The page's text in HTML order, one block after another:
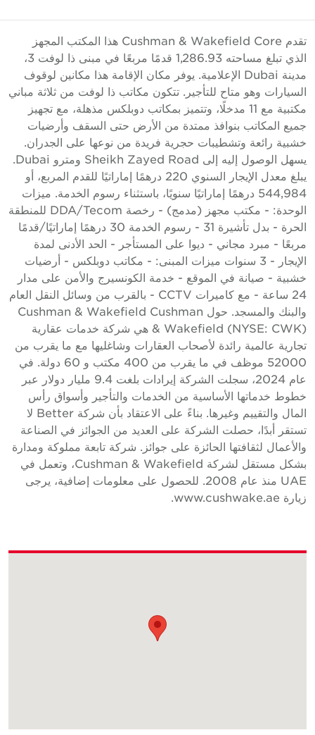
تقدم Cushman & Wakefield Core هذا المكتب المجهز
الذي تبلغ مساحته 1,286.93 قدمًا مربعًا في مبنى ذا لوفت 3،
مدينة Dubai الإعلامية. يوفر مكان الإقامة هذا مكانين لوقوف
السيارات وهو متاح للتأجير. تتكون مكاتب ذا لوفت من ثلاثة مباني
مكتبية مع 11 مدخلًا، وتتميز بمكاتب دوبلكس مذهلة، مع تجهيز
جميع المكاتب بنوافذ ممتدة من الأرض حتى السقف وأرضيات
خشبية رائعة وتشطيبات حجرية فريدة من نوعها على الجدران.
يسهل الوصول إليه إلى Sheikh Zayed Road ومترو Dubai.
يبلغ معدل الإيجار السنوي 220 درهمًا إماراتيًا للقدم المربع، أو
544,984 درهمًا إماراتيًا سنويًا، باستثناء رسوم الخدمة. ميزات
الوحدة: - مكتب مجهز (مدمج) - رخصة DDA/Tecom للمنطقة
الحرة - بدل تأشيرة 31 - رسوم الخدمة 30 درهمًا إماراتيًا/قدمًا
مربعًا - مبرد مجاني - ديوا على المستأجر - الحد الأدنى لمدة
الإيجار - 3 سنوات ميزات المبنى: - مكاتب دوبلكس - أرضيات
خشبية - صيانة في الموقع - خدمة الكونسيرج والأمن على مدار
24 ساعة - مع كاميرات CCTV - بالقرب من وسائل النقل العام
والبنك والمسجد. حول Cushman & Wakefield Cushman
& Wakefield (NYSE: CWK) هي شركة خدمات عقارية
تجارية عالمية رائدة لأصحاب العقارات وشاغليها مع ما يقرب من
52000 موظف في ما يقرب من 400 مكتب و 60 دولة. في
عام 2024، سجلت الشركة إيرادات بلغت 9.4 مليار دولار عبر
خطوط خدماتها الأساسية من الخدمات والتأجير وأسواق رأس
المال والتقييم وغيرها. بناءً على الاعتقاد بأن شركة Better لا
تستقر أبدًا، حصلت الشركة على العديد من الجوائز في الصناعة
والأعمال لثقافتها الحائزة على جوائز. شركة تابعة مملوكة ومدارة
بشكل مستقل لشركة Cushman & Wakefield، وتعمل في
UAE منذ عام 2008. للحصول على معلومات إضافية، يرجى
زيارة www.cushwake.ae.